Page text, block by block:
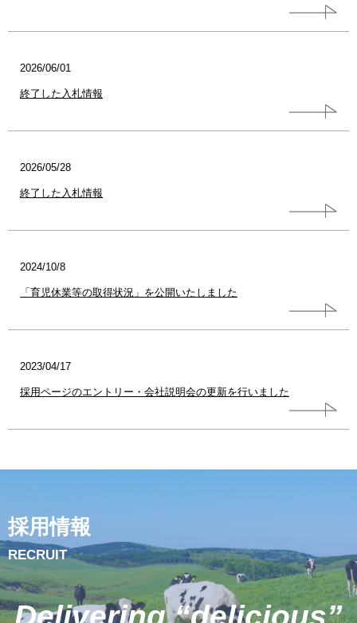
2026/06/01
終了した入札情報
2026/05/28
終了した入札情報
2024/10/8
「育児休業等の取得状況」を公開いたしました
2023/04/17
採用ページのエントリー・会社説明会の更新を行いました
採用情報
RECRUIT